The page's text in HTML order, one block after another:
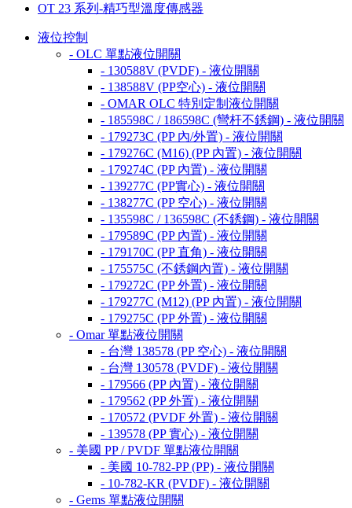
OT 23 系列-精巧型溫度傳感器
液位控制
- OLC 單點液位開關
- 130588V (PVDF) - 液位開關
- 138588V (PP空心) - 液位開關
- OMAR OLC 特別定制液位開關
- 185598C / 186598C (彎杆不銹鋼) - 液位開關
- 179273C (PP 內/外置) - 液位開關
- 179276C (M16) (PP 內置) - 液位開關
- 179274C (PP 內置) - 液位開關
- 139277C (PP實心) - 液位開關
- 138277C (PP 空心) - 液位開關
- 135598C / 136598C (不銹鋼) - 液位開關
- 179589C (PP 內置) - 液位開關
- 179170C (PP 直角) - 液位開關
- 175575C (不銹鋼內置) - 液位開關
- 179272C (PP 外置) - 液位開關
- 179277C (M12) (PP 內置) - 液位開關
- 179275C (PP 外置) - 液位開關
- Omar 單點液位開關
- 台灣 138578 (PP 空心) - 液位開關
- 台灣 130578 (PVDF) - 液位開關
- 179566 (PP 內置) - 液位開關
- 179562 (PP 外置) - 液位開關
- 170572 (PVDF 外置) - 液位開關
- 139578 (PP 實心) - 液位開關
- 美國 PP / PVDF 單點液位開關
- 美國 10-782-PP (PP) - 液位開關
- 10-782-KR (PVDF) - 液位開關
- Gems 單點液位開關